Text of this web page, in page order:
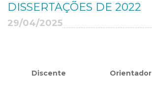
DISSERTAÇÕES DE 2022
29/04/2025
Discente Orientador